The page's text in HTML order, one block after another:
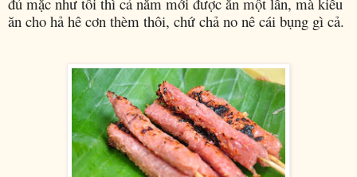
ăn cho hả hê cơn thèm thôi, chứ chả no nê cái bụng gì cả.